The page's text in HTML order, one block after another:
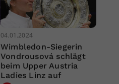
04.01.2024
Wimbledon-Siegerin
Vondrousová schlägt
beim Upper Austria
Ladies Linz auf